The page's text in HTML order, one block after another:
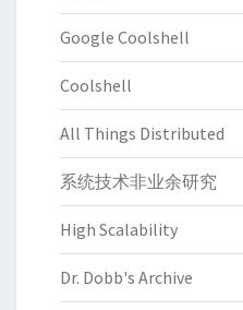
Google Coolshell
Coolshell
All Things Distributed
系统技术非业余研究
High Scalability
Dr. Dobb's Archive